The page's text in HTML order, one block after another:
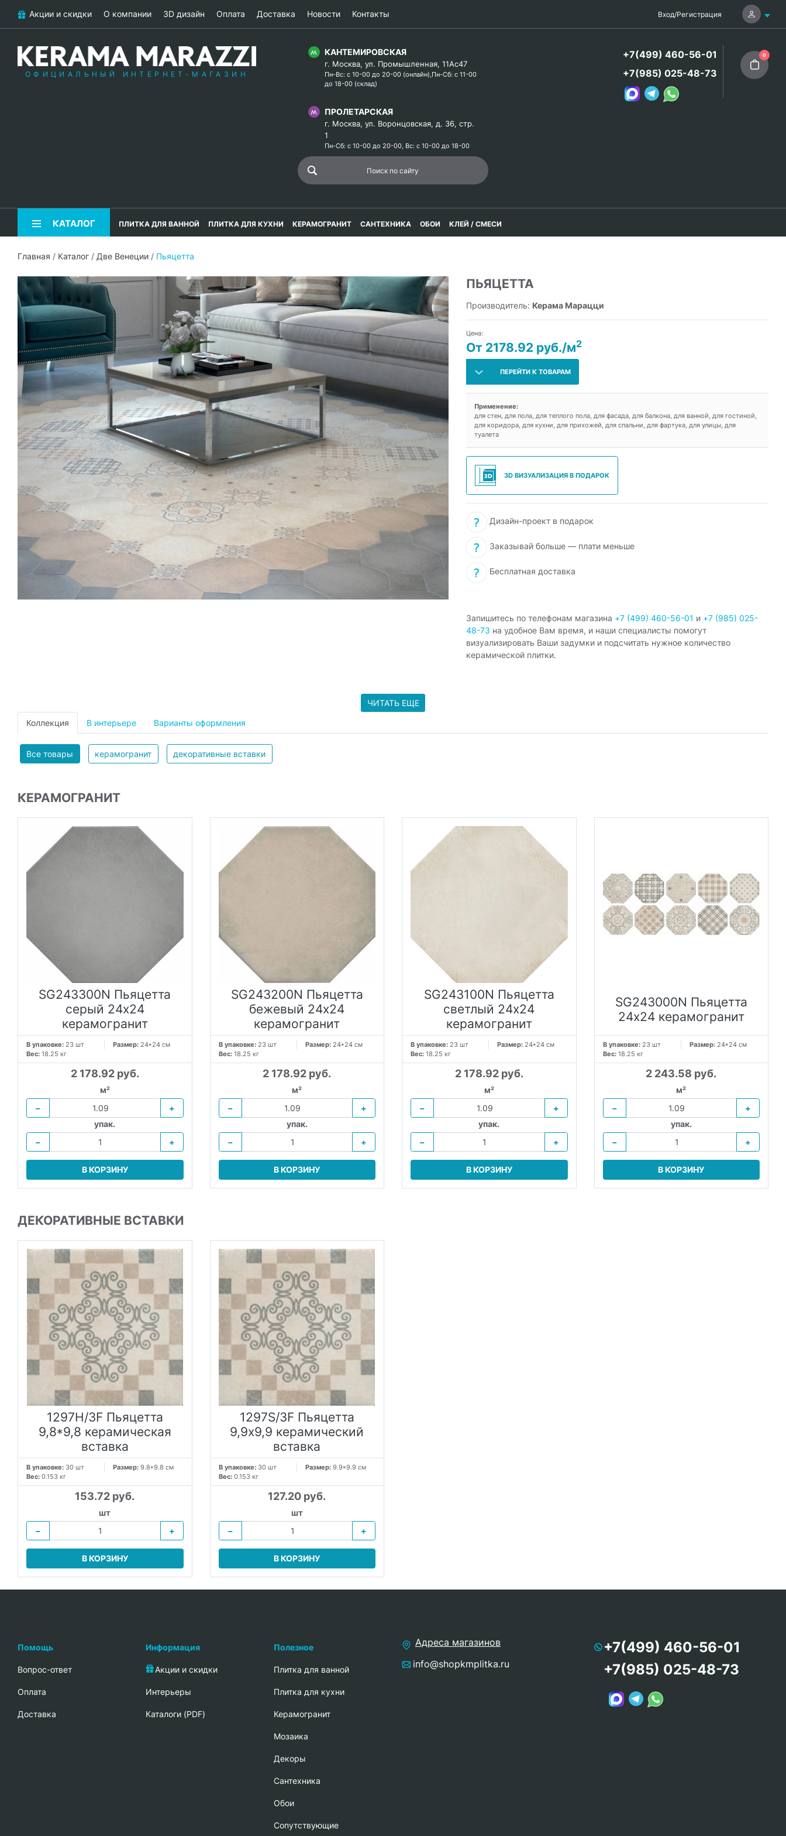
Акции и скидки О компании 3D дизайн Оплата Доставка Новости Контакты Вход/Регистрация
ОФИЦИАЛЬНЫЙ ИНТЕРНЕТ-МАГАЗИН
КАНТЕМИРОВСКАЯ
г. Москва, ул. Промышленная, 11Ас47
Пн-Вс: с 10-00 до 20-00 (онлайн),Пн-Сб: с 11-00
до 18-00 (склад)
ПРОЛЕТАРСКАЯ
г. Москва, ул. Воронцовская, д. 36, стр.
1
Пн-Сб: с 10-00 до 20-00, Вс: с 10-00 до 18-00
+7(499) 460-56-01
+7(985) 025-48-73
0
КАТАЛОГ ПЛИТКА ДЛЯ ВАННОЙ ПЛИТКА ДЛЯ КУХНИ КЕРАМОГРАНИТ САНТЕХНИКА ОБОИ КЛЕЙ / СМЕСИ
Главная / Каталог / Две Венеции / Пьяцетта
ПЬЯЦЕТТА
Производитель: Керама Марацци
Цена:
От 2178.92 руб./м2
ПЕРЕЙТИ К ТОВАРАМ
Применение:
для стен, для пола, для теплого пола, для фасада, для балкона, для ванной, для гостиной,
для коридора, для кухни, для прихожей, для спальни, для фартука, для улицы, для
туалета
3D ВИЗУАЛИЗАЦИЯ В ПОДАРОК
Дизайн-проект в подарок
Заказывай больше — плати меньше
Бесплатная доставка
Запишитесь по телефонам магазина +7 (499) 460-56-01 и +7 (985) 025-
48-73 на удобное Вам время, и наши специалисты помогут
визуализировать Ваши задумки и подсчитать нужное количество
керамической плитки.
ЧИТАТЬ ЕЩЕ
Коллекция В интерьере Варианты оформления
Все товары керамогранит декоративные вставки
КЕРАМОГРАНИТ
SG243300N Пьяцетта
серый 24x24
керамогранит
В упаковке: 23 шт Размер: 24*24 см
Вес: 18.25 кг
2 178.92 руб.
м²
−
+
упак.
−
+
В КОРЗИНУ
SG243200N Пьяцетта
бежевый 24x24
керамогранит
В упаковке:23 шт Размер: 24*24 см
Вес: 18.25 кг
2 178.92 руб.
м²
−
+
упак.
−
+
В КОРЗИНУ
SG243100N Пьяцетта
светлый 24x24
керамогранит
В упаковке: 23 шт Размер: 24*24 см
Вес: 18.25 кг
2 178.92 руб.
м²
−
+
упак.
−
+
В КОРЗИНУ
SG243000N Пьяцетта
24x24 керамогранит
В упаковке:23 шт Размер: 24*24 см
Вес: 18.25 кг
2 243.58 руб.
м²
−
+
упак.
−
+
В КОРЗИНУ
ДЕКОРАТИВНЫЕ ВСТАВКИ
1297H/3F Пьяцетта
9,8*9,8 керамическая
вставка
В упаковке: 30 шт Размер:9.8*9.8 см
Вес: 0.153 кг
153.72 руб.
шт
−
+
В КОРЗИНУ
1297S/3F Пьяцетта
9,9x9,9 керамический
вставка
В упаковке:30 шт Размер: 9.9*9.9 см
Вес: 0.153 кг
127.20 руб.
шт
−
+
В КОРЗИНУ
Помощь
Вопрос-ответ
Oплата
Доставка
Информация
Акции и скидки
Интерьеры
Каталоги (PDF)
Полезное
Плитка для ванной
Плитка для кухни
Керамогранит
Мозаика
Декоры
Сантехника
Обои
Сопутствующие
Адреса магазинов
info@shopkmplitka.ru
+7(499) 460-56-01
+7(985) 025-48-73